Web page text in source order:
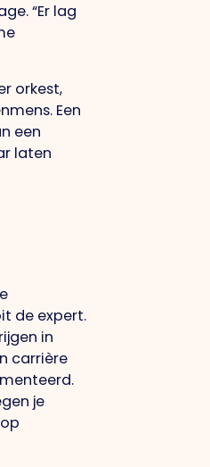
“Er lag
orkest,
Een
een
laten
de expert.
in
carrière
je